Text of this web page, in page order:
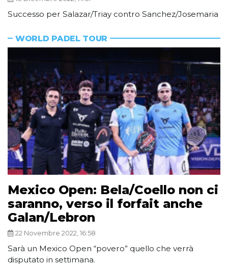
Successo per Salazar/Triay contro Sanchez/Josemaria
WORLD PADEL TOUR
Mexico Open: Bela/Coello non ci
saranno, verso il forfait anche
Galan/Lebron
22 Novembre 2022, 16:58
Sarà un Mexico Open “povero” quello che verrà
disputato in settimana.